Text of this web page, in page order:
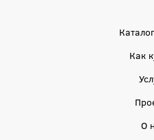
Как
О